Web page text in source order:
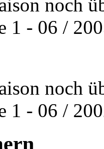
noch
1 - 06 /
noch
1 - 06 /